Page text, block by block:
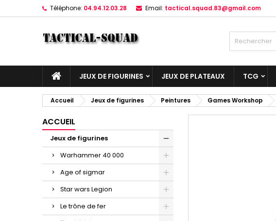
Téléphone: 04.94.12.03.28 Email: tactical.squad.83@gmail.com
JEUX DE FIGURINES JEUX DE PLATEAUX TCG
Accueil Jeux de figurines Peintures Games Workshop
ACCUEIL
Jeux de figurines
Warhammer 40 000
Age of sigmar
Star wars Legion
Le trône de fer